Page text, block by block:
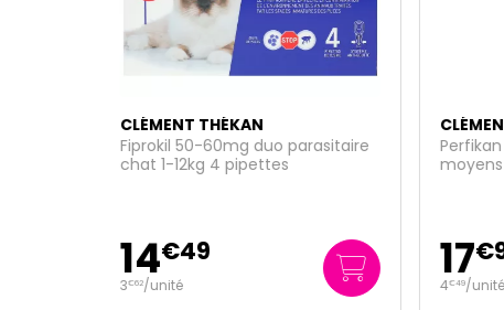
CLÉMENT THÉKAN
Perfikan 134mg / 1200mg chiens
moyens 4 pipettes
17€95
4€49/unité 10
5€48 /